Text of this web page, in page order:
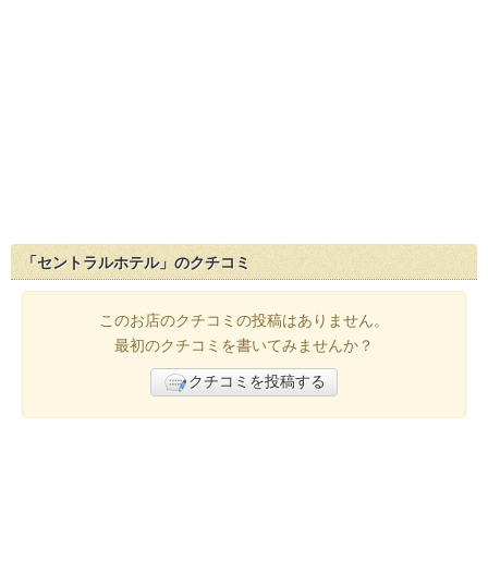
「セントラルホテル」のクチコミ
このお店のクチコミの投稿はありません。
最初のクチコミを書いてみませんか？
クチコミを投稿する